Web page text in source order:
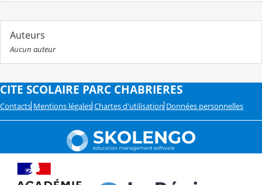
Auteurs
Aucun auteur
CITE SCOLAIRE PARC CHABRIERES
Contacts Mentions légales Chartes d'utilisation Données personnelles